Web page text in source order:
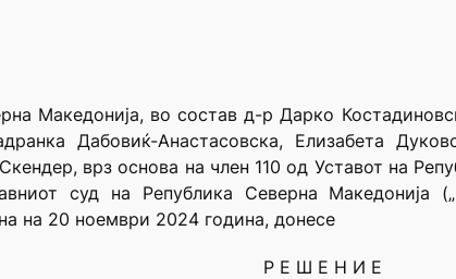
Македонија, во состав д-р Дарко
Дабовиќ-Анастасовска, Елизабета
врз основа на член 110 од Уставот на
суд на Република Северна Македонија
на 20 ноември 2024 година, донесе
Р Е Ш Е Н И Е